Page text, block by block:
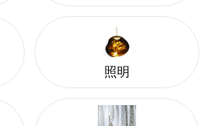
照明